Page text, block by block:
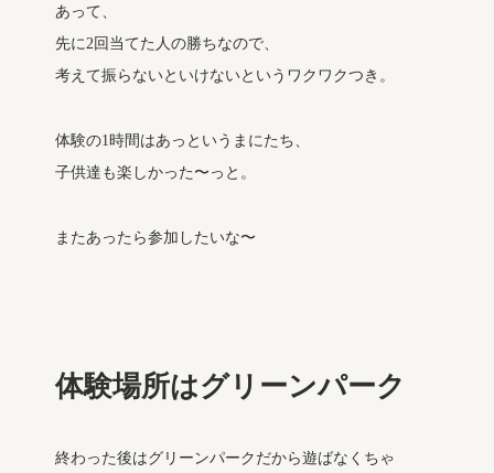
あって、
先に2回当てた人の勝ちなので、
考えて振らないといけないというワクワクつき。
体験の1時間はあっというまにたち、
子供達も楽しかった〜っと。
またあったら参加したいな〜
体験場所はグリーンパーク
終わった後はグリーンパークだから遊ばなくちゃ